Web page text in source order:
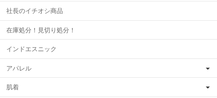
社長のイチオシ商品
在庫処分！見切り処分！
インドエスニック
アパレル
肌着